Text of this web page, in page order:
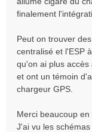
finalement
Peut on trouver
centralisé et l'ESP
qu'on ai plus accès
et ont un témoin
chargeur GPS.
Merci beaucoup
J'ai vu les